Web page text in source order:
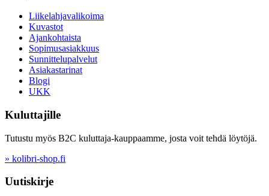
Liikelahjavalikoima
Kuvastot
Ajankohtaista
Sopimusasiakkuus
Sunnittelupalvelut
Asiakastarinat
Blogi
UKK
Kuluttajille
Tutustu myös B2C kuluttaja-kauppaamme, josta voit tehdä löytöjä.
» kolibri-shop.fi
Uutiskirje